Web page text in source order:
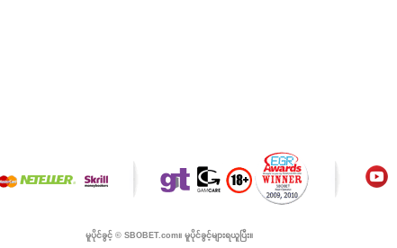
မူပိုင်ခွင့် © SBOBET.com။ မူပိုင်ခွင့်များရယူပြီး။